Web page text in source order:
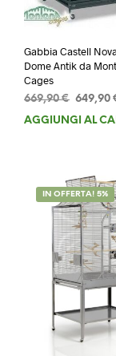
Gabbia Castell Nova
Dome Antik da
Cages
669,90€ Il
prezzo
649,90
AGGIUNGI AL
IN OFFERTA! 5%